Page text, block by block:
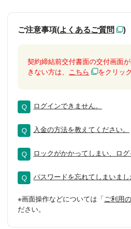
ご注意事項(よくあるご質問 )
契約締結前交付書面の交付画面
きない方は、
こちら をクリック
ログインできません。
入金の方法を教えてください。
ロックがかかってしまい、ログ
パスワードを忘れてしまいまし
※画面操作などについては「 ご利用
ださい。